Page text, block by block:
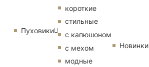
Пуховики
короткие
стильные
с капюшоном
с мехом
модные
Новинки